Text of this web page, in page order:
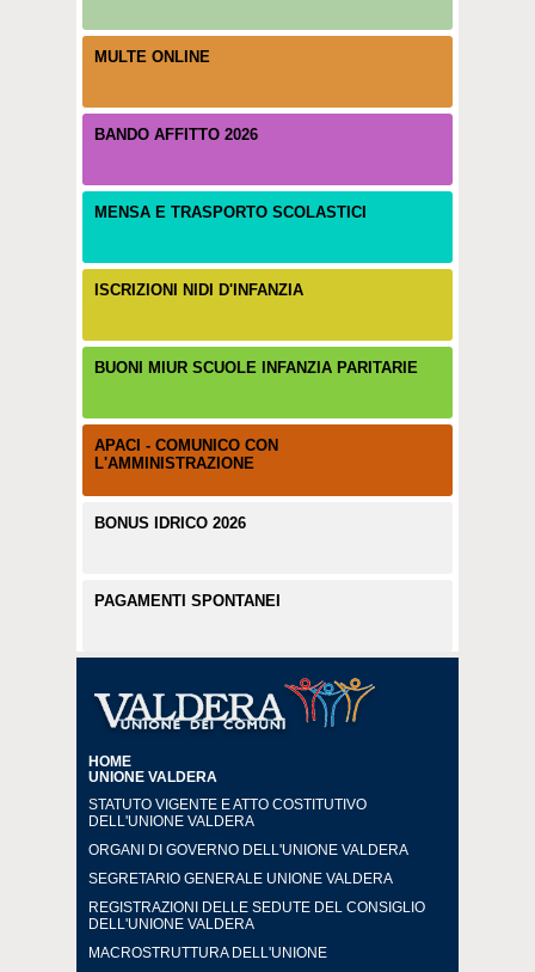
MULTE ONLINE
BANDO AFFITTO 2026
MENSA E TRASPORTO SCOLASTICI
ISCRIZIONI NIDI D'INFANZIA
BUONI MIUR SCUOLE INFANZIA PARITARIE
APACI - COMUNICO CON
L'AMMINISTRAZIONE
BONUS IDRICO 2026
PAGAMENTI SPONTANEI
HOME
UNIONE VALDERA
STATUTO VIGENTE E ATTO COSTITUTIVO
DELL'UNIONE VALDERA
ORGANI DI GOVERNO DELL'UNIONE VALDERA
SEGRETARIO GENERALE UNIONE VALDERA
REGISTRAZIONI DELLE SEDUTE DEL CONSIGLIO
DELL'UNIONE VALDERA
MACROSTRUTTURA DELL'UNIONE